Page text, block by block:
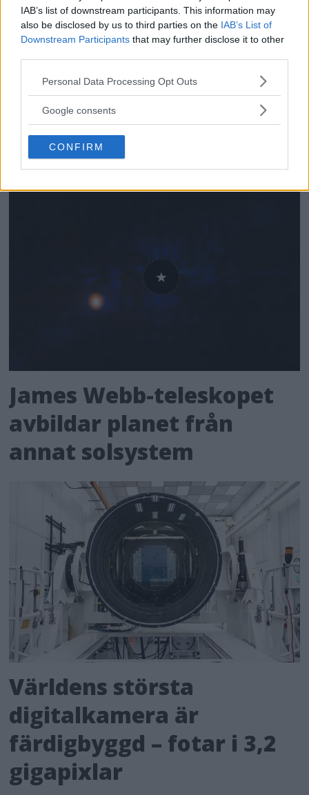
IAB’s list of downstream participants. This information may
also be disclosed by us to third parties on the IAB’s List of
Downstream Participants that may further disclose it to other
Please note that this website/app uses one or more Google
not limited to your visit or usage behaviour. You may click to
use your data for below specified purposes in below Google
consent section.
Personal Data Processing Opt Outs
Google consents
CONFIRM
Fototips: Missa inte
Perseidernas meteorregn
12 augusti 2024
ANNONS
James Webb-teleskopet
avbildar planet från
annat solsystem
Världens största
digitalkamera är
färdigbyggd – fotar i 3,2
gigapixlar